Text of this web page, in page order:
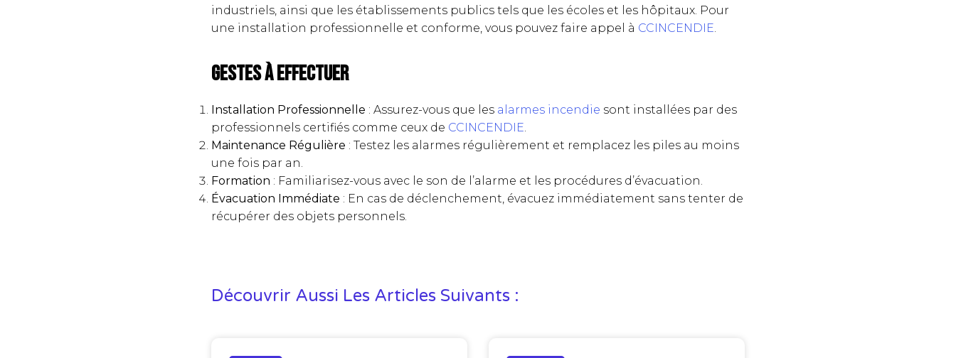
industriels, ainsi que les établissements publics tels que les écoles et les hôpitaux. Pour
une installation professionnelle et conforme, vous pouvez faire appel à CCINCENDIE
Gestes à Effectuer
Installation Professionnelle : Assurez-vous que les alarmes incendie sont installées par des
professionnels certifiés comme ceux de CCINCENDIE
Maintenance Régulière : Testez les alarmes régulièrement et remplacez les piles au moins
une fois par an.
Formation : Familiarisez-vous avec le son de l’alarme et les procédures d’évacuation.
Évacuation Immédiate : En cas de déclenchement, évacuez immédiatement sans tenter de
récupérer des objets personnels.
Découvrir Aussi Les Articles Suivants :